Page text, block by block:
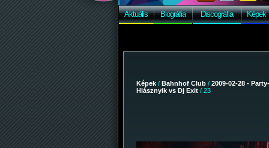
Aktuális Biográfia Discográfia Képek
Képek / Bahnhof Club / 2009-02-28 -
Hlásznyik vs Dj Exit / 23